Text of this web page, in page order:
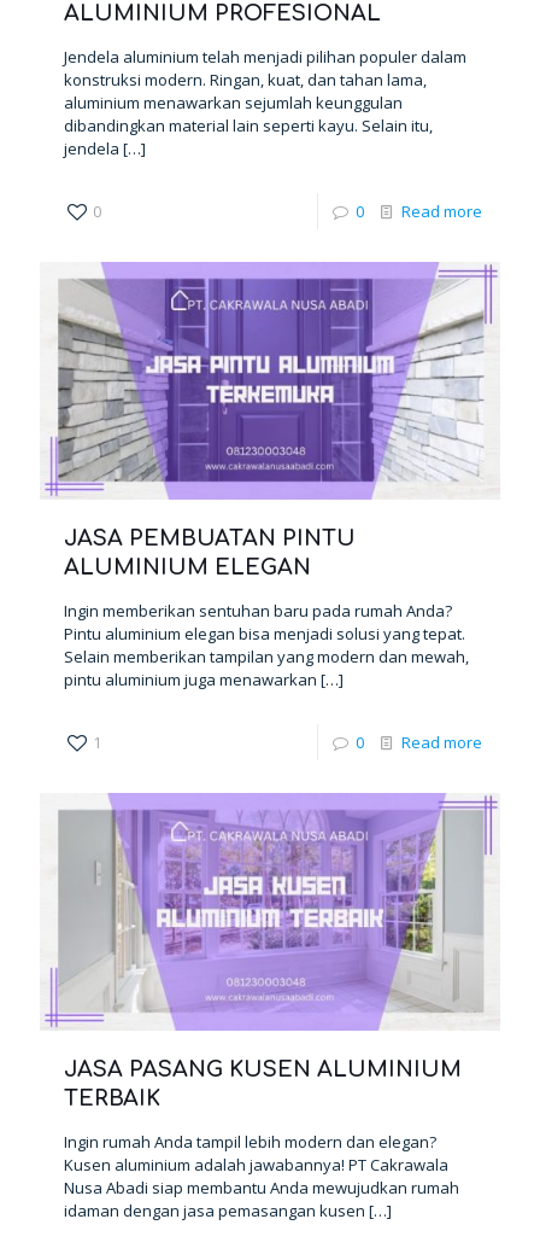
ALUMINIUM PROFESIONAL
Jendela aluminium telah menjadi pilihan populer dalam
konstruksi modern. Ringan, kuat, dan tahan lama,
aluminium menawarkan sejumlah keunggulan
dibandingkan material lain seperti kayu. Selain itu,
jendela […]
0 0 Read more
JASA PEMBUATAN PINTU
ALUMINIUM ELEGAN
Ingin memberikan sentuhan baru pada rumah Anda?
Pintu aluminium elegan bisa menjadi solusi yang tepat.
Selain memberikan tampilan yang modern dan mewah,
pintu aluminium juga menawarkan […]
1 0 Read more
JASA PASANG KUSEN ALUMINIUM
TERBAIK
Ingin rumah Anda tampil lebih modern dan elegan?
Kusen aluminium adalah jawabannya! PT Cakrawala
Nusa Abadi siap membantu Anda mewujudkan rumah
idaman dengan jasa pemasangan kusen […]